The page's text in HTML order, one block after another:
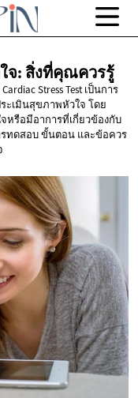
จ: สิ่งที่คุณควรรู้
Stress Test เป็นการ
เมินสุขภาพหัวใจ โดย
หรือมีอาการที่เกี่ยวข้องกับ
ทดสอบ ขั้นตอน และข้อควร